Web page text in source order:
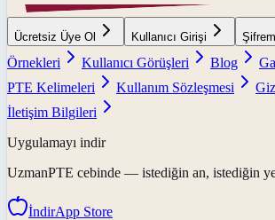
Ücretsiz Üye Ol Kullanıcı Girişi
Örnekleri
Kullanıcı Görüşleri Blog
PTE Kelimeleri
Kullanım Sözleşmesi
İletişim Bilgileri
Uygulamayı indir
UzmanPTE cebinde — istediğin an, istediğin
İndirApp Store